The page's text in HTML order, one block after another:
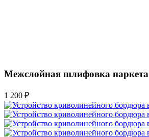
Межслойная шлифовка паркета
1 200 ₽